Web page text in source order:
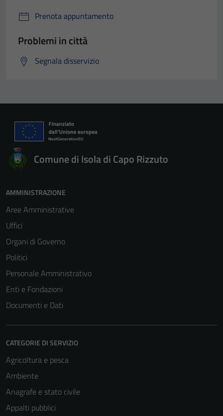
Prenota appuntamento
Problemi in città
Segnala disservizio
Comune di Isola di Capo Rizzuto
AMMINISTRAZIONE
Aree Amministrative
Uffici
Organi di Governo
Politici
Personale Amministrativo
Enti e Fondazioni
Documenti e Dati
CATEGORIE DI SERVIZIO
Agricoltura e pesca
Ambiente
Anagrafe e stato civile
Appalti pubblici